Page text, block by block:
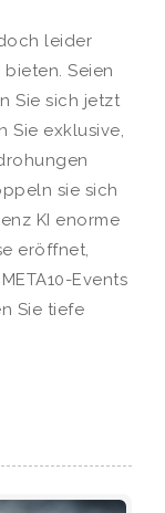
leider
Seien
Sie sich jetzt
Sie exklusive,
sie sich
KI enorme
eröffnet,
Events
Sie tiefe